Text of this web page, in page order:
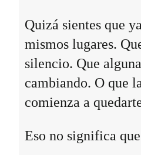
Quizá sientes que
mismos lugares.
silencio. Que
cambiando. O que
comienza a
Eso no significa